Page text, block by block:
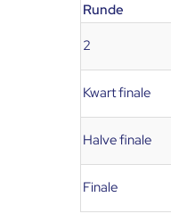
Runde
2
Kwart finale
Halve finale
Finale